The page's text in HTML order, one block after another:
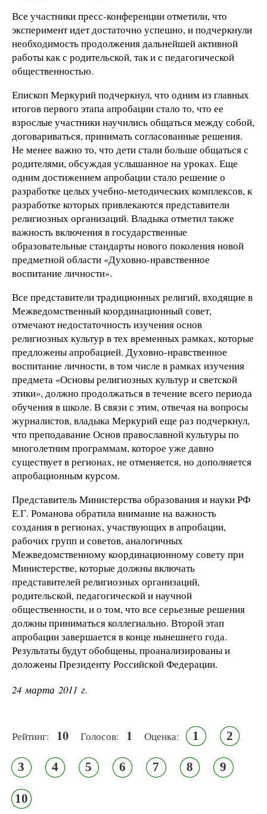
Все участники пресс-конференции отметили, что
эксперимент идет достаточно успешно, и подчеркнули
необходимость продолжения дальнейшей активной
работы как с родительской, так и с педагогической
общественностью.
Епископ Меркурий подчеркнул, что одним из главных
итогов первого этапа апробации стало то, что ее
взрослые участники научились общаться между собой,
договариваться, принимать согласованные решения.
Не менее важно то, что дети стали больше общаться с
родителями, обсуждая услышанное на уроках. Еще
одним достижением апробации стало решение о
разработке целых учебно-методических комплексов, к
разработке которых привлекаются представители
религиозных организаций. Владыка отметил также
важность включения в государственные
образовательные стандарты нового поколения новой
предметной области «Духовно-нравственное
воспитание личности».
Все представители традиционных религий, входящие в
Межведомственный координационный совет,
отмечают недостаточность изучения основ
религиозных культур в тех временных рамках, которые
предложены апробацией. Духовно-нравственное
воспитание личности, в том числе в рамках изучения
предмета «Основы религиозных культур и светской
этики», должно продолжаться в течение всего периода
обучения в школе. В связи с этим, отвечая на вопросы
журналистов, владыка Меркурий еще раз подчеркнул,
что преподавание Основ православной культуры по
многолетним программам, которое уже давно
существует в регионах, не отменяется, но дополняется
апробационным курсом.
Представитель Министерства образования и науки РФ
Е.Г. Романова обратила внимание на важность
создания в регионах, участвующих в апробации,
рабочих групп и советов, аналогичных
Межведомственному координационному совету при
Министерстве, которые должны включать
представителей религиозных организаций,
родительской, педагогической и научной
общественности, и о том, что все серьезные решения
должны приниматься коллегиально. Второй этап
апробации завершается в конце нынешнего года.
Результаты будут обобщены, проанализированы и
доложены Президенту Российской Федерации.
24 марта 2011 г.
Рейтинг: 10 Голосов: 1 Оценка: 1 2
3 4 5 6 7 8 9
10